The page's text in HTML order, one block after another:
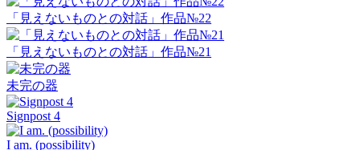
「見えないものとの対話」作品№22
「見えないものとの対話」作品№21
未完の器
Signpost 4
I am. (possibility)